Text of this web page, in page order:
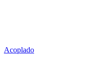
Acoplado